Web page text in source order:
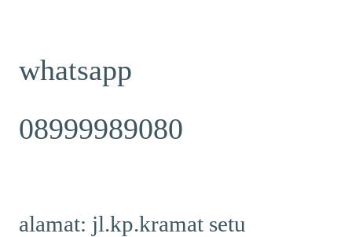
whatsapp
08999989080
alamat: jl.kp.kramat setu